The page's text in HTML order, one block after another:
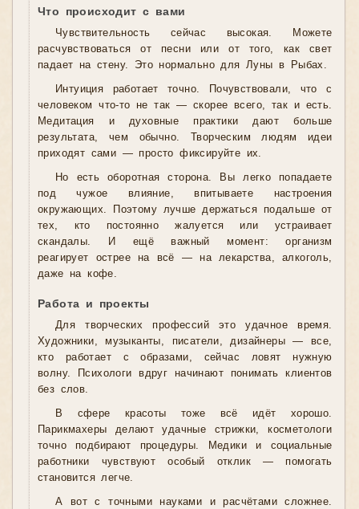
Что происходит с вами
Чувствительность сейчас высокая. Можете
расчувствоваться от песни или от того, как свет
падает на стену. Это нормально для Луны в Рыбах.
Интуиция работает точно. Почувствовали, что с
человеком что-то не так — скорее всего, так и есть.
Медитация и духовные практики дают больше
результата, чем обычно. Творческим людям идеи
приходят сами — просто фиксируйте их.
Но есть оборотная сторона. Вы легко попадаете
под чужое влияние, впитываете настроения
окружающих. Поэтому лучше держаться подальше от
тех, кто постоянно жалуется или устраивает
скандалы. И ещё важный момент: организм
реагирует острее на всё — на лекарства, алкоголь,
даже на кофе.
Работа и проекты
Для творческих профессий это удачное время.
Художники, музыканты, писатели, дизайнеры — все,
кто работает с образами, сейчас ловят нужную
волну. Психологи вдруг начинают понимать клиентов
без слов.
В сфере красоты тоже всё идёт хорошо.
Парикмахеры делают удачные стрижки, косметологи
точно подбирают процедуры. Медики и социальные
работники чувствуют особый отклик — помогать
становится легче.
А вот с точными науками и расчётами сложнее.